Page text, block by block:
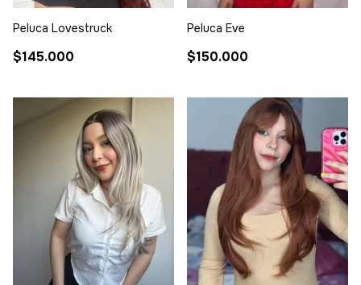
Peluca Lovestruck
$145.000
Peluca Eve
$150.000